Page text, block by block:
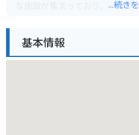
な施設が集まっており、一日中
探しにもおすすめです。
...続き
基本情報